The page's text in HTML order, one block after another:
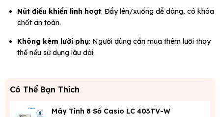
Nút điều khiển linh hoạt: Đẩy lên/xuống dễ dàng, có khóa
chốt an toàn.
Không kèm lưỡi phụ: Người dùng cần mua thêm lưỡi thay
thế nếu sử dụng lâu dài.
Có Thể Bạn Thích
Máy Tính 8 Số Casio LC 403TV-W